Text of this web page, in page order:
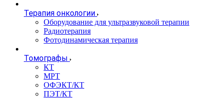
Терапия онкологии
Оборудование для ультразвуковой терапии
Радиотерапия
Фотодинамическая терапия
Томографы
КТ
МРТ
ОФЭКТ/КТ
ПЭТ/КТ